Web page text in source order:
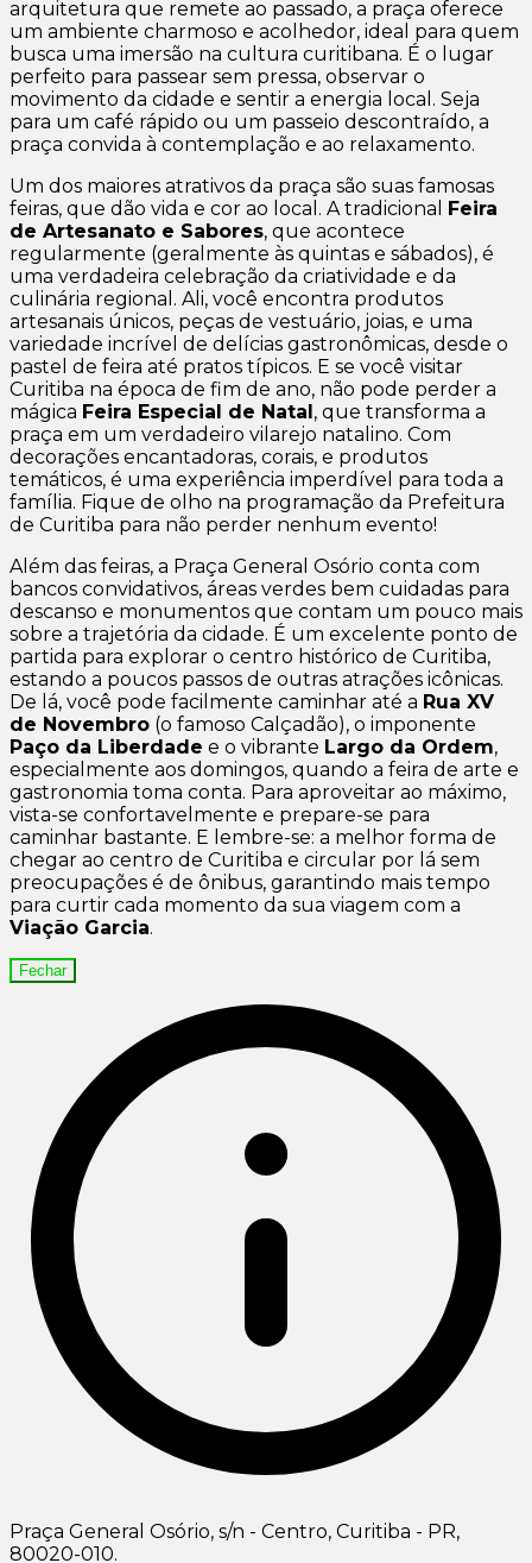
arquitetura que remete ao passado, a praça oferece
um ambiente charmoso e acolhedor, ideal para quem
busca uma imersão na cultura curitibana. É o lugar
perfeito para passear sem pressa, observar o
movimento da cidade e sentir a energia local. Seja
para um café rápido ou um passeio descontraído, a
praça convida à contemplação e ao relaxamento.
Um dos maiores atrativos da praça são suas famosas
feiras, que dão vida e cor ao local. A tradicional
Feira
de Artesanato e Sabores, que acontece
regularmente (geralmente às quintas e sábados), é
uma verdadeira celebração da criatividade e da
culinária regional. Ali, você encontra produtos
artesanais únicos, peças de vestuário, joias, e uma
variedade incrível de delícias gastronômicas, desde o
pastel de feira até pratos típicos. E se você visitar
Curitiba na época de fim de ano, não pode perder a
mágica Feira Especial de Natal , que transforma a
praça em um verdadeiro vilarejo natalino. Com
decorações encantadoras, corais, e produtos
temáticos, é uma experiência imperdível para toda a
família. Fique de olho na programação da Prefeitura
de Curitiba para não perder nenhum evento!
Além das feiras, a Praça General Osório conta com
bancos convidativos, áreas verdes bem cuidadas para
descanso e monumentos que contam um pouco mais
sobre a trajetória da cidade. É um excelente ponto de
partida para explorar o centro histórico de Curitiba,
estando a poucos passos de outras atrações icônicas.
De lá, você pode facilmente caminhar até a Rua XV
de Novembro (o famoso Calçadão), o imponente
Paço da Liberdade e o vibrante Largo da Ordem,
especialmente aos domingos, quando a feira de arte e
gastronomia toma conta. Para aproveitar ao máximo,
vista-se confortavelmente e prepare-se para
caminhar bastante. E lembre-se: a melhor forma de
chegar ao centro de Curitiba e circular por lá sem
preocupações é de ônibus, garantindo mais tempo
para curtir cada momento da sua viagem com a
Viação Garcia.
Fechar
Praça General Osório, s/n - Centro, Curitiba - PR,
80020-010.